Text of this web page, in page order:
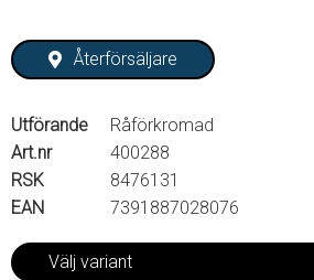
Återförsäljare
Utförande
Råförkromad
Art.nr
400288
RSK
8476131
EAN
7391887028076
Välj variant